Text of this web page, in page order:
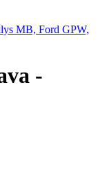
MB, Ford GPW,
-